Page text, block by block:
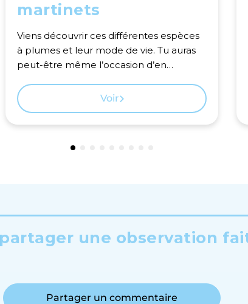
martinets
Viens découvrir ces différentes espèces
à plumes et leur mode de vie. Tu auras
peut-être même l’occasion d’en
Voir
une observation
Partager un commentaire